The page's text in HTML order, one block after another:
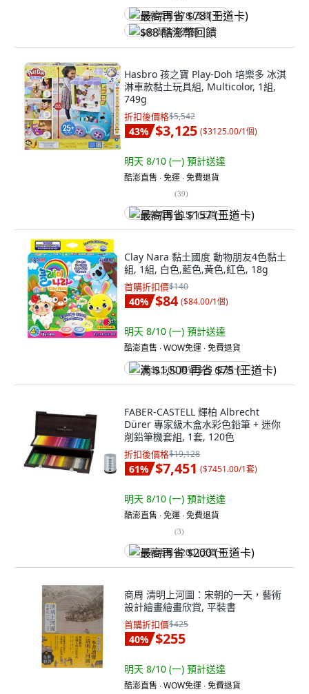
最高再省 $78 (王道卡)
$88 酷澎幣回饋
Hasbro 孩之寶 Play-Doh 培樂多 冰淇
淋車款黏土玩具組, Multicolor, 1組,
749g
折扣後價格$5,542
43% $3,125 ($3125.00/1個)
明天 8/10 (一) 預計送達
酷澎直售 ∙ 免運 ∙ 免費退貨
(39)
最高再省 $157 (王道卡)
Clay Nara 黏土國度 動物朋友4色黏土
組, 1組, 白色,藍色,黃色,紅色, 18g
首購折扣價$140
40% $84 ($84.00/1個)
明天 8/10 (一) 預計送達
酷澎直售 ∙ WOW免運 ∙ 免費退貨
满 $1,500 再省 $75 (王道卡)
FABER-CASTELL 輝柏 Albrecht
Dürer 專家級木盒水彩色鉛筆 + 迷你
削鉛筆機套組, 1套, 120色
折扣後價格$19,128
61% $7,451 ($7451.00/1套)
明天 8/10 (一) 預計送達
酷澎直售 ∙ 免運 ∙ 免費退貨
(3)
最高再省 $200 (王道卡)
商周 清明上河圖：宋朝的一天，藝術
設計繪畫繪畫欣賞, 平裝書
首購折扣價$425
40% $255
明天 8/10 (一) 預計送達
酷澎直售 ∙ WOW免運 ∙ 免費退貨